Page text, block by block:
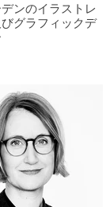
ンのイラストレ
グラフィックデ